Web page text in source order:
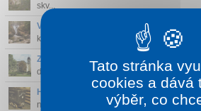
skv...
Vodopád Szklarki
- 13 metrů vysoký
kaskádu, k...
Zámek Hrubý Rohozec
- Zámek Hrubý
dominanty a nejstar...
Hornické muzeum Harrachov
-
nabízí jedinečno...
Tato stránka
cookies a dává
výběr, co